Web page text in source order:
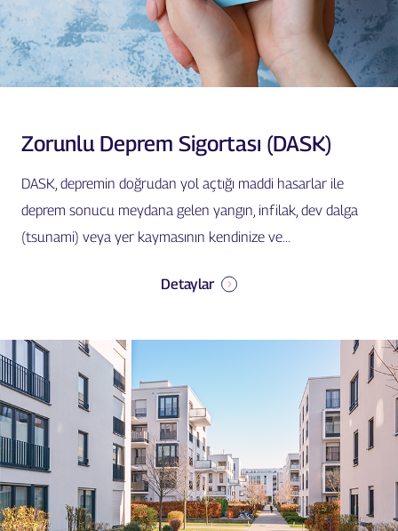
Zorunlu Deprem Sigortası (DASK)
DASK, depremin doğrudan yol açtığı maddi hasarlar ile
deprem sonucu meydana gelen yangın, infilak, dev dalga
(tsunami) veya yer kaymasının kendinize ve...
Detaylar